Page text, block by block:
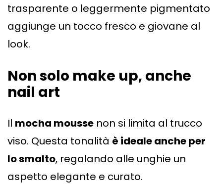
trasparente o leggermente pigmentato
aggiunge un tocco fresco e giovane al
look.
Non solo make up, anche
nail art
Il mocha mousse non si limita al trucco
viso. Questa tonalità è ideale anche per
lo smalto, regalando alle unghie un
aspetto elegante e curato.